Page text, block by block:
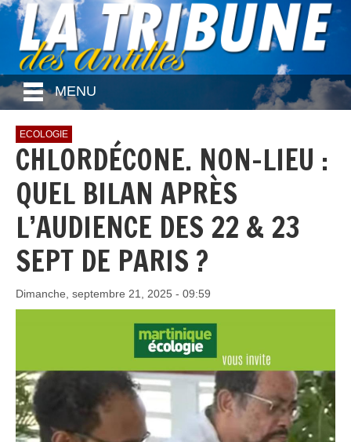
MENU
ECOLOGIE
CHLORDÉCONE. NON-LIEU :
QUEL BILAN APRÈS
L’AUDIENCE DES 22 & 23
SEPT DE PARIS ?
Dimanche, septembre 21, 2025 - 09:59